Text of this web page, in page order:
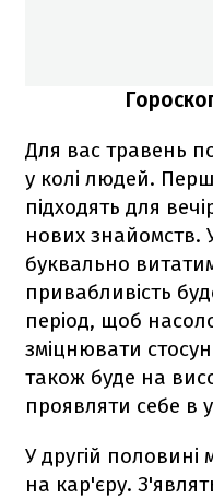
Для вас травень
у колі людей.
підходять для
нових знайомств.
буквально
привабливість
період, щоб
зміцнювати
також буде на
проявляти себе в
У другій половині
на кар'єру.